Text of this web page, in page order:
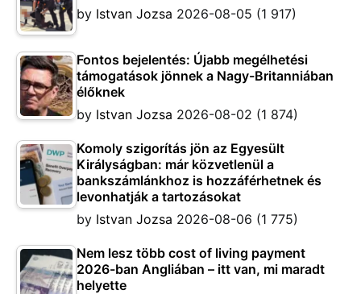
by Istvan Jozsa 2026-08-05 (1 917)
Fontos bejelentés: Újabb megélhetési
támogatások jönnek a Nagy-Britanniában
élőknek
by Istvan Jozsa 2026-08-02 (1 874)
Komoly szigorítás jön az Egyesült
Királyságban: már közvetlenül a
bankszámlánkhoz is hozzáférhetnek és
levonhatják a tartozásokat
by Istvan Jozsa 2026-08-06 (1 775)
Nem lesz több cost of living payment
2026-ban Angliában – itt van, mi maradt
helyette